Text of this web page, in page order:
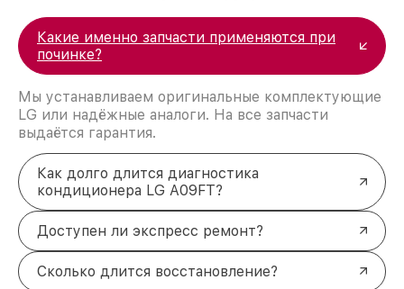
Какие именно запчасти применяются при
починке?
Мы устанавливаем оригинальные комплектующие
LG или надёжные аналоги. На все запчасти
выдаётся гарантия.
Как долго длится диагностика
кондиционера LG A09FT?
Доступен ли экспресс ремонт?
Сколько длится восстановление?